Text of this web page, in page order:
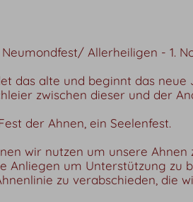
Allerheiligen - 1.
das alte und beginnt das
zwischen dieser und der
der Ahnen, ein Seelenfest.
wir nutzen um unsere Ahnen
Anliegen um Unterstützung zu
zu verabschieden, die